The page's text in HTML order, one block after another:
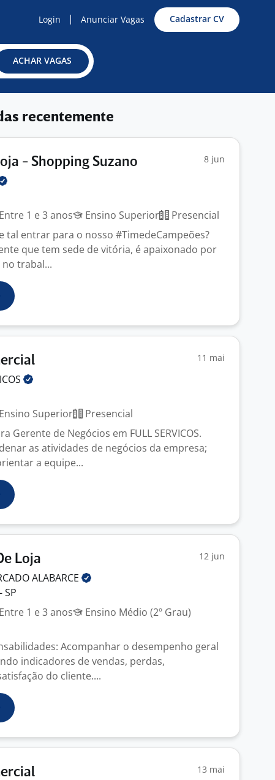
Login Anunciar Vagas Cadastrar CV
ACHAR VAGAS
recentemente
- Shopping Suzano 8 jun
Entre 1 e 3 anos Ensino Superior
Presencial
tal entrar para o nosso #TimedeCampeões?
que tem sede de vitória, é apaixonado por
trabal...
11 mai
Ensino Superior
Presencial
Gerente de Negócios em FULL SERVICOS.
as atividades de negócios da empresa;
a equipe...
Loja 12 jun
ALABARCE
SP
Entre 1 e 3 anos
Ensino Médio (2º Grau)
Acompanhar o desempenho geral
indicadores de vendas, perdas,
do cliente....
13 mai